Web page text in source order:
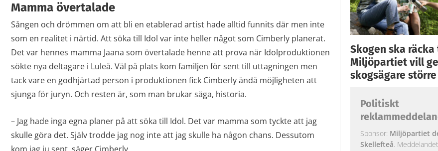
Mamma övertalade
Sången och drömmen om att bli en etablerad artist hade alltid funnits där men inte
som en realitet i närtid. Att söka till Idol var inte heller något som Cimberly planerat.
Det var hennes mamma Jaana som övertalade henne att prova när Idolproduktionen
sökte nya deltagare i Luleå. Väl på plats kom familjen för sent till uttagningen men
tack vare en godhjärtad person i produktionen fick Cimberly ändå möjligheten att
sjunga för juryn. Och resten är, som man brukar säga, historia.
– Jag hade inga egna planer på att söka till Idol. Det var mamma som tyckte att jag
skulle göra det. Själv trodde jag nog inte att jag skulle ha någon chans. Dessutom
Skogen ska
Miljöpartiet vill
skogsägare
Politiskt
Sponsor: Miljöpartiet
Skellefteå.